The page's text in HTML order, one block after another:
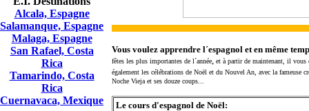
Alcala, Espagne
Salamanque, Espagne
Malaga, Espagne
San Rafael, Costa
Rica
Tamarindo, Costa
Rica
Cuernavaca, Mexique
Vous voulez apprendre l´espagnol et en même
fêtes les plus importantes de l´année, et à partir de maintenant, il vous
également les célébrations de Noël et du Nouvel An, avec la fameuse
Noche Vieja et ses douze coups...
Le cours d'espagnol de Noël: